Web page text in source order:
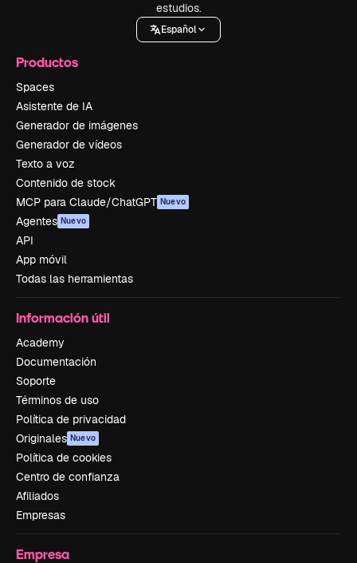
estudios.
Español
Productos
Spaces
Asistente de IA
Generador de imágenes
Generador de vídeos
Texto a voz
Contenido de stock
MCP para Claude/ChatGPT Nuevo
Agentes Nuevo
API
App móvil
Todas las herramientas
Información útil
Academy
Documentación
Soporte
Términos de uso
Política de privacidad
Originales Nuevo
Política de cookies
Centro de confianza
Afiliados
Empresas
Empresa